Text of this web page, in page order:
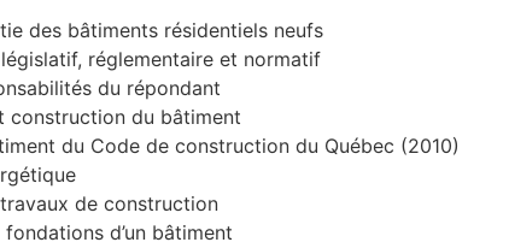
des bâtiments résidentiels neufs
réglementaire et normatif
du répondant
construction du bâtiment
du Code de construction du Québec (2010)
de construction
d’un bâtiment